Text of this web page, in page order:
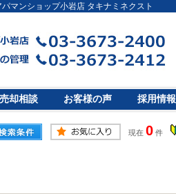
マンショップ小岩店 タキナミネクスト
売却相談 お客様の声 採用情報
現在 0 件